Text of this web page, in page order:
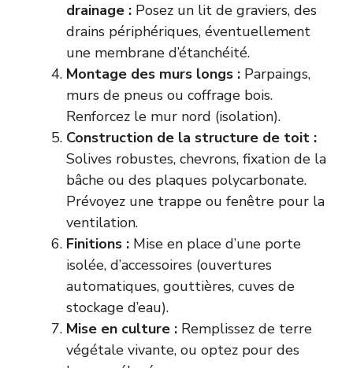
drainage : Posez un lit de graviers, des
drains périphériques, éventuellement
une membrane d’étanchéité.
Montage des murs longs : Parpaings,
murs de pneus ou coffrage bois.
Renforcez le mur nord (isolation).
Construction de la structure de toit :
Solives robustes, chevrons, fixation de la
bâche ou des plaques polycarbonate.
Prévoyez une trappe ou fenêtre pour la
ventilation.
Finitions : Mise en place d’une porte
isolée, d’accessoires (ouvertures
automatiques, gouttières, cuves de
stockage d’eau).
Mise en culture : Remplissez de terre
végétale vivante, ou optez pour des